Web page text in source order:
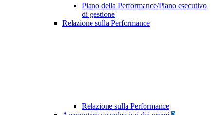
Piano della Performance/Piano esecutivo
di gestione
Relazione sulla Performance
Relazione sulla Performance